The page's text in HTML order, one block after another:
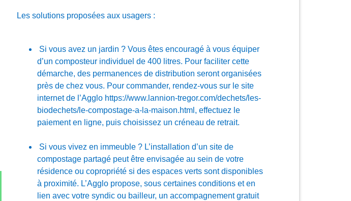
Les solutions proposées aux usagers :
Si vous avez un jardin ? Vous êtes encouragé à vous équiper
d’un composteur individuel de 400 litres. Pour faciliter cette
démarche, des permanences de distribution seront organisées
près de chez vous. Pour commander, rendez-vous sur le site
internet de l’Agglo https://www.lannion-tregor.com/dechets/les-
biodechets/le-compostage-a-la-maison.html, effectuez le
paiement en ligne, puis choisissez un créneau de retrait.
Si vous vivez en immeuble ? L’installation d’un site de
compostage partagé peut être envisagée au sein de votre
résidence ou copropriété si des espaces verts sont disponibles
à proximité. L’Agglo propose, sous certaines conditions et en
lien avec votre syndic ou bailleur, un accompagnement gratuit